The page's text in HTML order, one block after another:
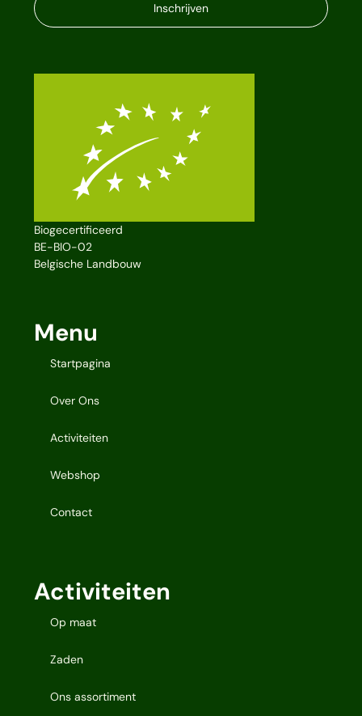
Menu
Startpagina
Over Ons
Activiteiten
Webshop
Contact
Activiteiten
Op maat
Zaden
Ons assortiment
Inschrijven
Biogecertificeerd
BE-BIO-02
Belgische Landbouw